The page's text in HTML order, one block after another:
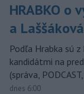
HRABKO o
a
Podľa Hrabka sú
kandidátmi na
(správa,
dnes 6:00